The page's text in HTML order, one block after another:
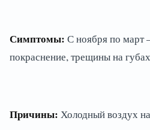
Симптомы: С ноября по
покраснение, трещины на
Причины: Холодный воздух